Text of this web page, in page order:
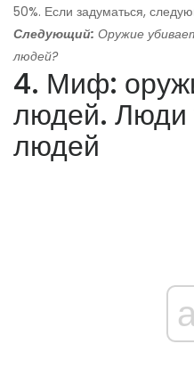
50%. Если задуматься,
Следующий: Оружие
людей?
4. Миф:
людей. Люди
людей